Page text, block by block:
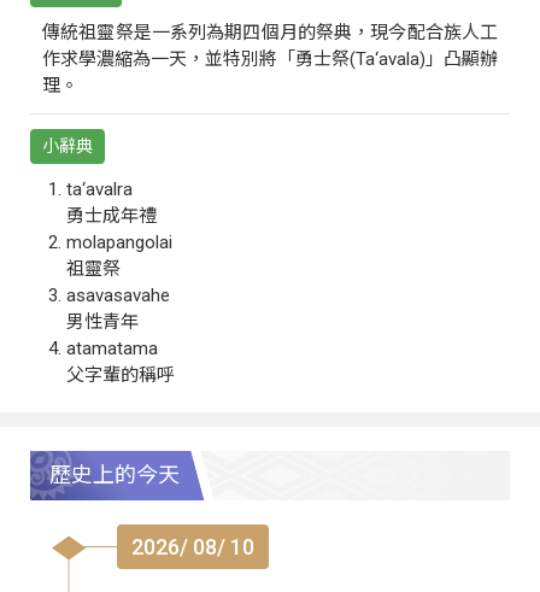
傳統祖靈祭是一系列為期四個月的祭典，現今配合族人工
作求學濃縮為一天，並特別將「勇士祭(Ta‘avala)」凸顯辦
理。
小辭典
ta‘avalra
勇士成年禮
molapangolai
祖靈祭
asavasavahe
男性青年
atamatama
父字輩的稱呼
歷史上的今天
2026/ 08/ 10